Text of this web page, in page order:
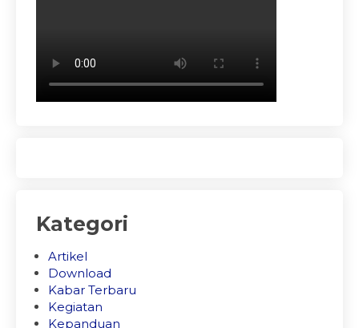
Kategori
Artikel
Download
Kabar Terbaru
Kegiatan
Kepanduan